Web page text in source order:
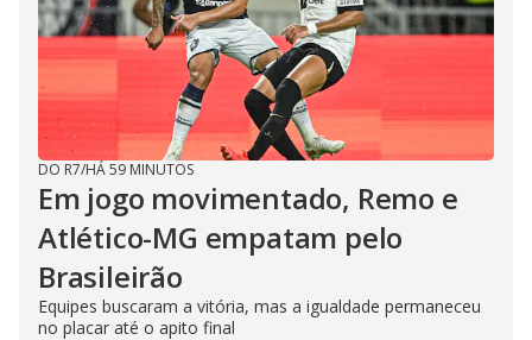
DO R7/HÁ 59 MINUTOS
Em jogo movimentado, Remo e
Atlético-MG empatam pelo
Brasileirão
Equipes buscaram a vitória, mas a igualdade permaneceu
no placar até o apito final